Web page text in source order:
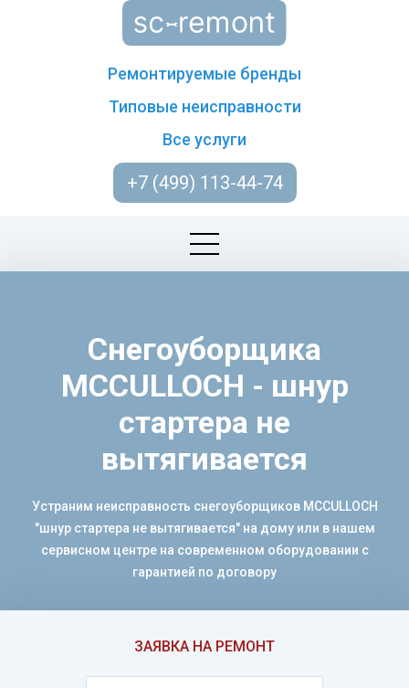
Ремонтируемые бренды
Типовые неисправности
Все услуги
+7 (499) 113-44-74
ЗАЯВКА НА РЕМОНТ
Снегоуборщика
MCCULLOCH - шнур
стартера не
вытягивается
Устраним неисправность снегоуборщиков MCCULLOCH
"шнур стартера не вытягивается" на дому или в нашем
сервисном центре на современном оборудовании с
гарантией по договору